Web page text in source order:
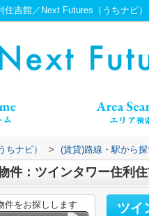
住吉館／Next Futures（うちナビ）
ちナビ） > (賃貸)路線・駅から探
件：ツインタワー住利
ツイ
件をお探しします